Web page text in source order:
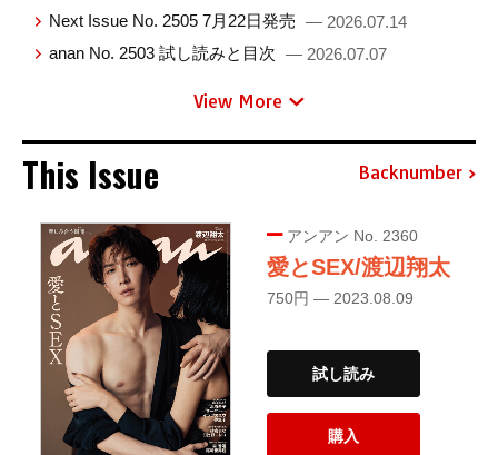
Next Issue No. 2505 7月22日発売 — 2026.07.14
anan No. 2503 試し読みと目次 — 2026.07.07
View More
This Issue Backnumber
アンアン No. 2360
愛とSEX/渡辺翔太
750円 — 2023.08.09
試し読み
購入